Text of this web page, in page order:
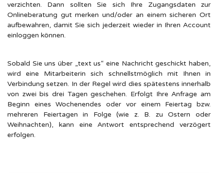
verzichten. Dann sollten Sie sich Ihre Zugangsdaten zur
Onlineberatung gut merken und/oder an einem sicheren Ort
aufbewahren, damit Sie sich jederzeit wieder in Ihren Account
einloggen können.
Sobald Sie uns über „text us“ eine Nachricht geschickt haben,
wird eine Mitarbeiterin sich schnellstmöglich mit Ihnen in
Verbindung setzen. In der Regel wird dies spätestens innerhalb
von zwei bis drei Tagen geschehen. Erfolgt Ihre Anfrage am
Beginn eines Wochenendes oder vor einem Feiertag bzw.
mehreren Feiertagen in Folge (wie z. B. zu Ostern oder
Weihnachten), kann eine Antwort entsprechend verzögert
erfolgen.